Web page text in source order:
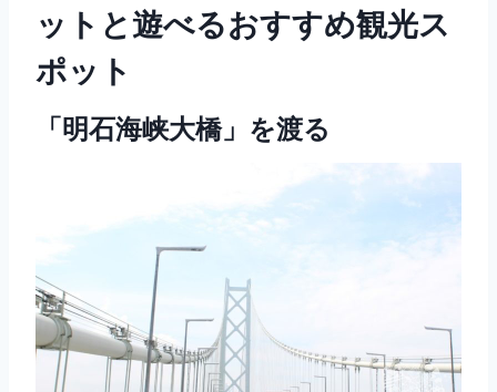
ットと遊べるおすすめ観光ス
ポット
「明石海峡大橋」を渡る